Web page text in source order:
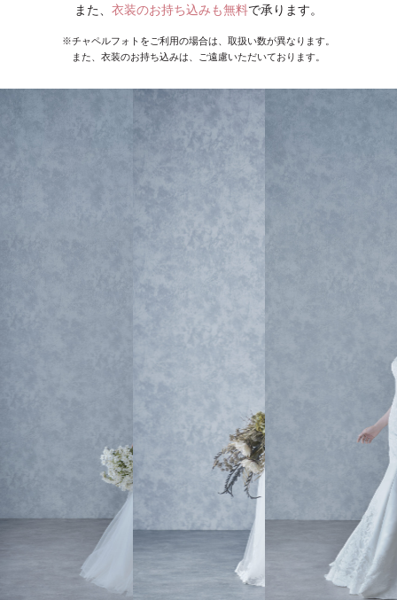
また、 衣装のお持ち込みも無料で承ります。
※チャペルフォトをご利用の場合は、取扱い数が異なります。
また、衣装のお持ち込みは、ご遠慮いただいております。